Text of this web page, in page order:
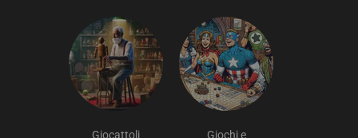
Giocattoli
Giochi e